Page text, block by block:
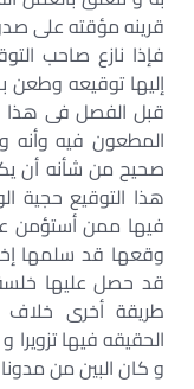
قرينه مؤقته على
فإذا نازع صاحب
إليها توقيعه وطعن
قبل الفصل فى هذا
المطعون فيه وأنه
صحيح من شأنه أن
هذا التوقيع حجية
فيها ممن أستؤمن
وقعها قد سلمها
قد حصل عليها خلسة
طريقة أخرى خلاف
الحقيقه فيها تزويرا
و كان البين من